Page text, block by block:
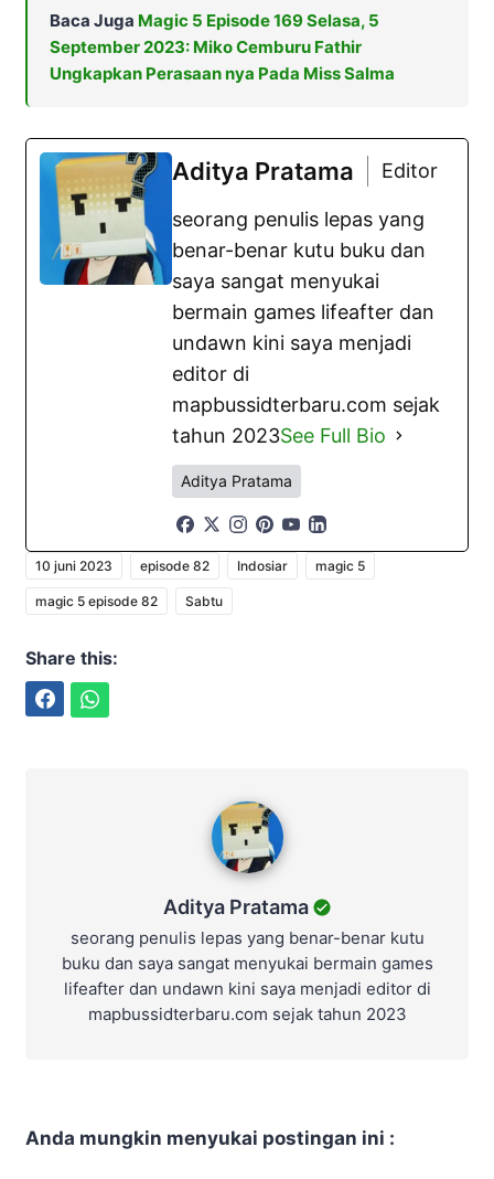
Baca Juga Magic 5 Episode 169 Selasa, 5
September 2023: Miko Cemburu Fathir
Ungkapkan Perasaan nya Pada Miss Salma
Aditya Pratama Editor
seorang penulis lepas yang
benar-benar kutu buku dan
saya sangat menyukai
bermain games lifeafter dan
undawn kini saya menjadi
editor di
mapbussidterbaru.com sejak
tahun 2023See Full Bio
Aditya Pratama
10 juni 2023 episode 82 Indosiar magic 5
magic 5 episode 82 Sabtu
Share this:
Aditya Pratama
seorang penulis lepas yang benar-benar kutu
buku dan saya sangat menyukai bermain games
lifeafter dan undawn kini saya menjadi editor di
mapbussidterbaru.com sejak tahun 2023
Anda mungkin menyukai postingan ini :